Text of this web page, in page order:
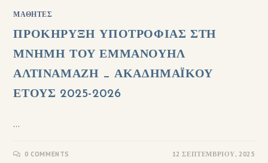
ΜΑΘΗΤΈΣ
ΠΡΟΚΗΡΥΞΗ ΥΠΟΤΡΟΦΙΑΣ ΣΤΗ
ΜΝΗΜΗ ΤΟΥ ΕΜΜΑΝΟΥΗΛ
ΑΛΤΙΝΑΜΑΖΗ _ ΑΚΑΔΗΜΑΪΚΟΥ
ΕΤΟΥΣ 2025-2026
…
0 COMMENTS 12 ΣΕΠΤΕΜΒΡΊΟΥ, 2025